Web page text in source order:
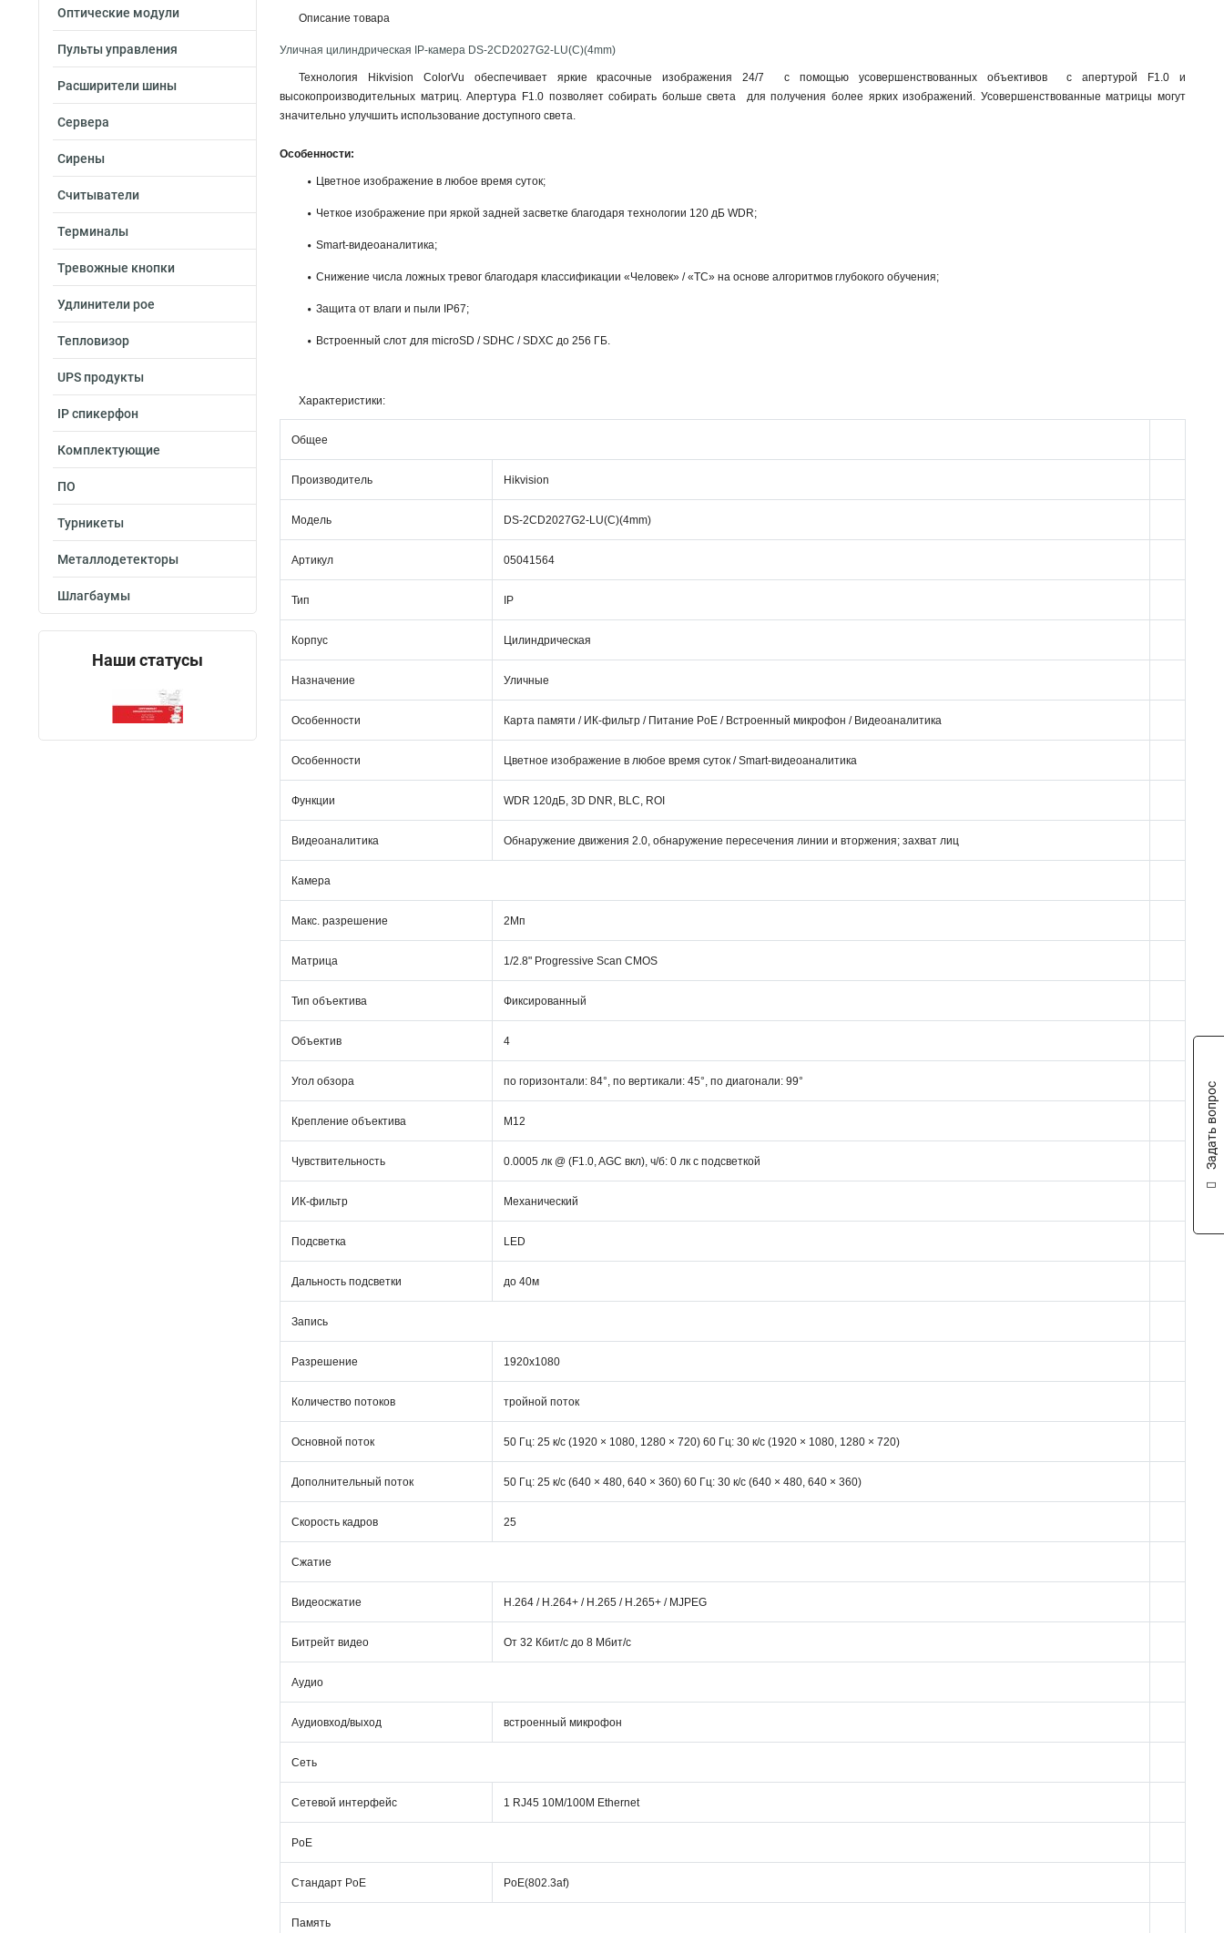
Оптические модули
Пульты управления
Расширители шины
Сервера
Сирены
Считыватели
Терминалы
Тревожные кнопки
Удлинители poe
Тепловизор
UPS продукты
IP спикерфон
Комплектующие
ПО
Турникеты
Металлодетекторы
Шлагбаумы
Наши статусы
Описание товара
Уличная цилиндрическая IP-камера DS-2CD2027G2-LU(C)(4mm)
Технология Hikvision ColorVu обеспечивает яркие красочные изображения 24/7 с помощью усовершенствованных объективов с апертурой F1.0 и
высокопроизводительных матриц. Апертура F1.0 позволяет собирать больше света для получения более ярких изображений. Усовершенствованные матрицы могут
значительно улучшить использование доступного света.
Особенности:
Цветное изображение в любое время суток;
Четкое изображение при яркой задней засветке благодаря технологии 120 дБ WDR;
Smart-видеоаналитика;
Снижение числа ложных тревог благодаря классификации «Человек» / «ТС» на основе алгоритмов глубокого обучения;
Защита от влаги и пыли IP67;
Встроенный слот для microSD / SDHC / SDXC до 256 ГБ.
Характеристики:
Общее
Производитель Hikvision
Модель DS-2CD2027G2-LU(C)(4mm)
Артикул 05041564
Тип IP
Корпус Цилиндрическая
Назначение Уличные
Особенности Карта памяти / ИК-фильтр / Питание PoE / Встроенный микрофон / Видеоаналитика
Особенности Цветное изображение в любое время суток / Smart-видеоаналитика
Функции WDR 120дБ, 3D DNR, BLC, ROI
Видеоаналитика Обнаружение движения 2.0, обнаружение пересечения линии и вторжения; захват лиц
Камера
Макс. разрешение 2Мп
Матрица 1/2.8" Progressive Scan CMOS
Тип объектива Фиксированный
Объектив 4
Угол обзора по горизонтали: 84°, по вертикали: 45°, по диагонали: 99°
Крепление объектива М12
Чувствительность 0.0005 лк @ (F1.0, AGC вкл), ч/б: 0 лк с подсветкой
ИК-фильтр Механический
Подсветка LED
Дальность подсветки до 40м
Запись
Разрешение 1920х1080
Количество потоков тройной поток
Основной поток 50 Гц: 25 к/с (1920 × 1080, 1280 × 720) 60 Гц: 30 к/с (1920 × 1080, 1280 × 720)
Дополнительный поток 50 Гц: 25 к/с (640 × 480, 640 × 360) 60 Гц: 30 к/с (640 × 480, 640 × 360)
Скорость кадров 25
Сжатие
Видеосжатие Н.264 / Н.264+ / Н.265 / Н.265+ / MJPEG
Битрейт видео От 32 Кбит/с до 8 Мбит/с
Аудио
Аудиовход/выход встроенный микрофон
Сеть
Сетевой интерфейс 1 RJ45 10M/100M Ethernet
PoE
Стандарт PoE PoE(802.3af)
Память
Задать вопрос